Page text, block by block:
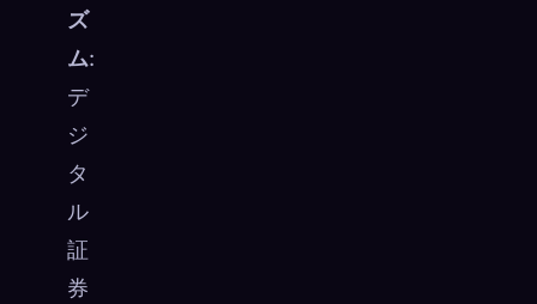
ズ
ム:
デ
ジ
タ
ル
証
券